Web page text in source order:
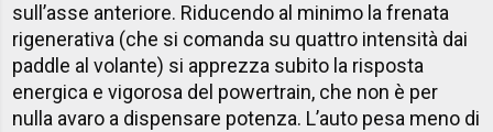
sull’asse anteriore. Riducendo al minimo la frenata
rigenerativa (che si comanda su quattro intensità dai
paddle al volante) si apprezza subito la risposta
energica e vigorosa del powertrain, che non è per
nulla avaro a dispensare potenza. L’auto pesa meno di